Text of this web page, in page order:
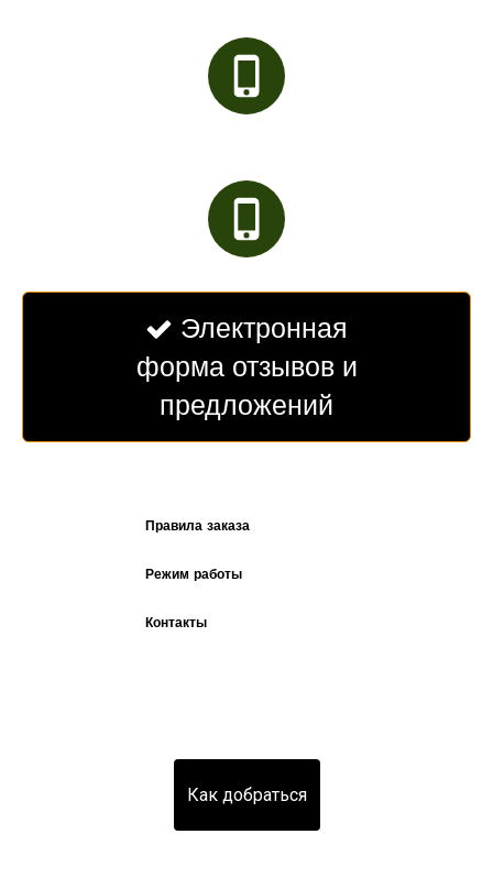
 Электронная
форма отзывов и
предложений
Правила заказа
Режим работы
Контакты
Как добраться